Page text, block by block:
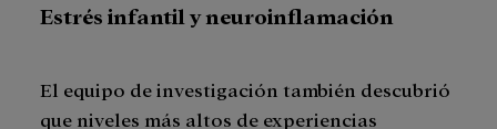
Estrés infantil y neuroinflamación
El equipo de investigación también descubrió
que niveles más altos de experiencias